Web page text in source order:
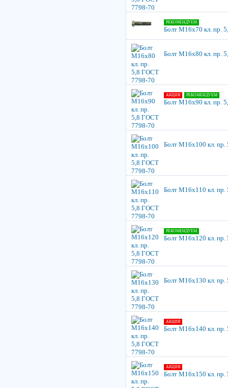
РЕКОМЕНДУЕМ
Болт М16х70 кл. пр.
Болт М16х80 кл. пр.
АКЦИЯ РЕКОМЕНДУЕМ
Болт М16х90 кл. пр.
Болт М16х100 кл.
Болт М16х110 кл.
РЕКОМЕНДУЕМ
Болт М16х120 кл.
Болт М16х130 кл.
АКЦИЯ
Болт М16х140 кл.
АКЦИЯ
Болт М16х150 кл.